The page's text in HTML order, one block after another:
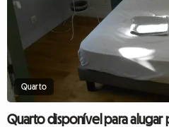
Quarto
Quarto disponível para alugar